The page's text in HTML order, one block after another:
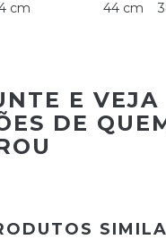
cm 44 cm
E VEJA
DE